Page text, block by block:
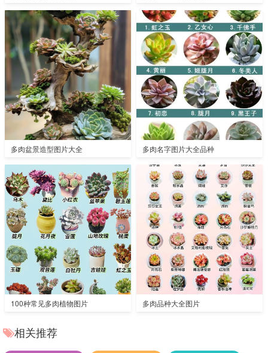
多肉盆景造型图片大全 多肉名字图片大全品种
100种常见多肉植物图片 多肉品种大全图片
相关推荐